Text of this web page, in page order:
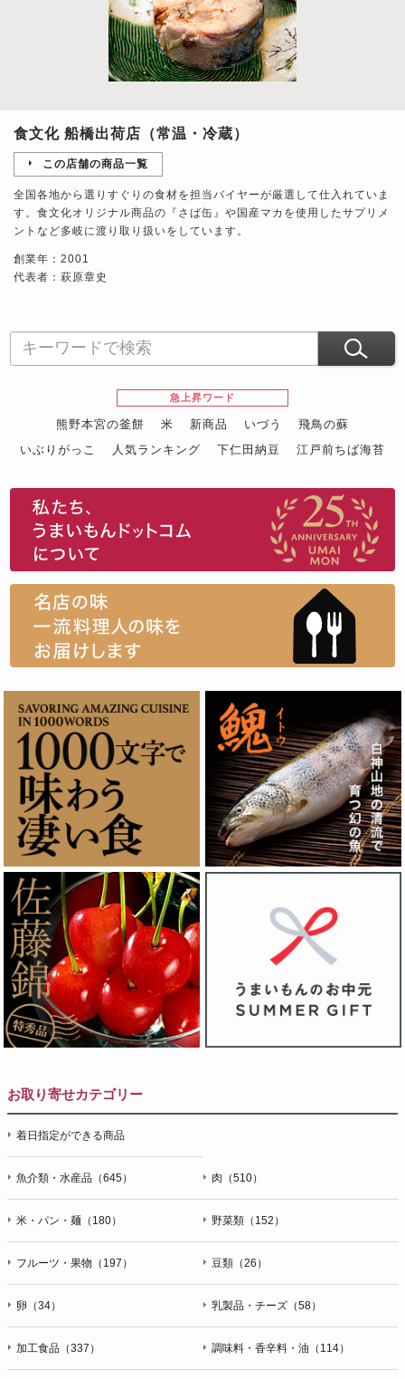
食文化 船橋出荷店（常温・冷蔵）
この店舗の商品一覧
全国各地から選りすぐりの食材を担当バイヤーが厳選して仕入れていま
す。食文化オリジナル商品の『さば缶』や国産マカを使用したサプリメ
ントなど多岐に渡り取り扱いをしています。
創業年：2001
代表者：萩原章史
急上昇ワード
熊野本宮の釜餅 米 新商品 いづう
飛鳥の蘇
いぶりがっこ
人気ランキング 下仁田納豆
江戸前ちば海苔
お取り寄せカテゴリー
着日指定ができる商品
魚介類・水産品（645） 肉（510）
米・パン・麺（180） 野菜類（152）
フルーツ・果物（197） 豆類（26）
卵（34） 乳製品・チーズ（58）
加工食品（337） 調味料・香辛料・油（114）